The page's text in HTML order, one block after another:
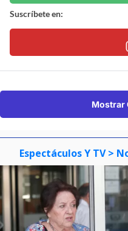
Suscríbete en:
Mostrar
Espectáculos Y TV >